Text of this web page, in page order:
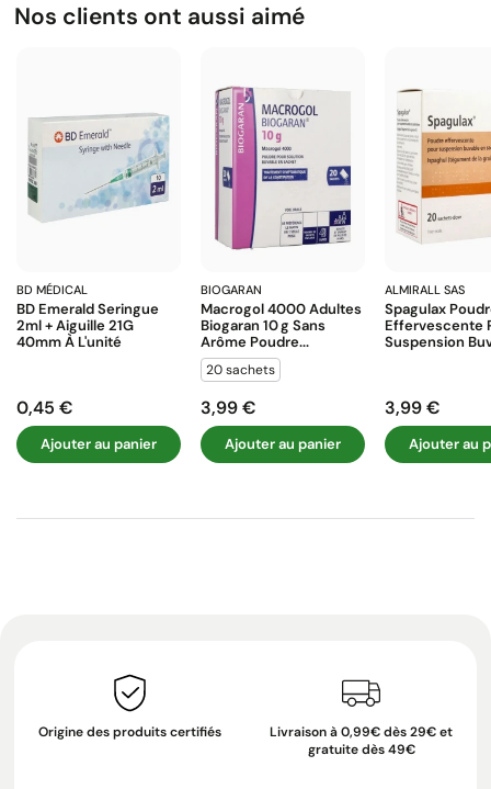
Nos clients ont aussi aimé
BD MÉDICAL
BD Emerald Seringue
2ml + Aiguille 21G
40mm À L'unité
Prix
0,45 €
Ajouter au panier
BIOGARAN
Macrogol 4000 Adultes
Biogaran 10 G Sans
Arôme Poudre...
20 sachets
Prix
3,99 €
Ajouter au panier
ALMIRALL SAS
Spagulax
Effervescente
Suspension
Prix
3,99 €
Ajouter au
Origine des produits certifiés
Livraison à 0,99€ dès 29€ et
gratuite dès 49€